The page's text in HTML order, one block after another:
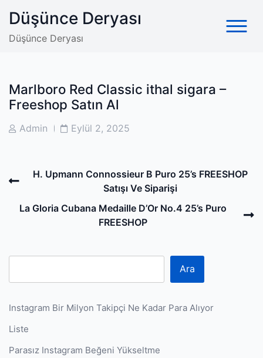
content
Düşünce Deryası
Düşünce Deryası
Marlboro Red Classic ithal sigara –
Freeshop Satın Al
PostAdmin
PostEylül 2, 2025
Post
PreviousH. Upmann Connossieur B Puro 25’s FREESHOP
Satışı Ve Siparişi
La Gloria Cubana Medaille D’Or No.4 25’s Puro
FREESHOP
Ara
Instagram Bir Milyon Takipçi Ne Kadar Para Alıyor
Liste
Parasız Instagram Beğeni Yükseltme